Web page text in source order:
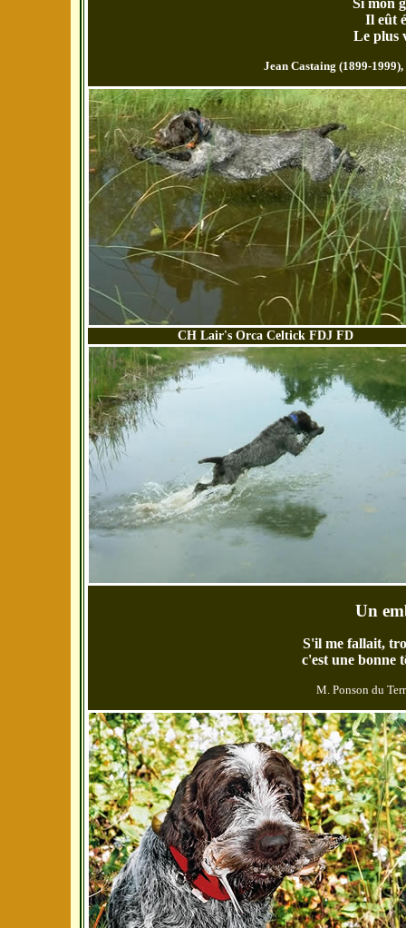
Si mon
Il eût
Le plus
Jean Castaing (1899-
CH Lair's Orca Celtick FDJ FD
Un
S'il me fallait,
c'est une bonne
M. Ponson du